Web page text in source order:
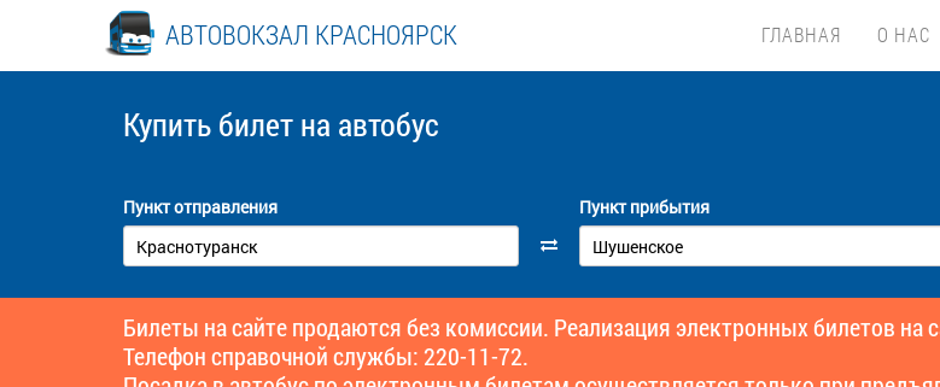
АВТОВОКЗАЛ КРАСНОЯРСК ГЛАВНАЯ О НАС
Купить билет на автобус
Пункт отправления Пункт прибытия
Билеты на сайте продаются без комиссии. Реализация электронных билетов на
Телефон справочной службы: 220-11-72.